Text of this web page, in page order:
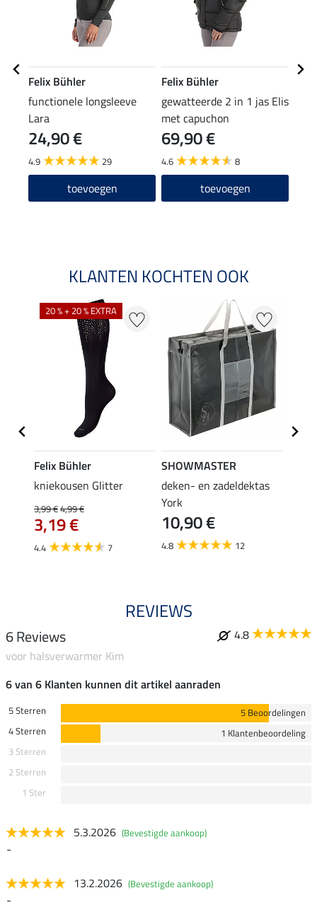
Felix Bühler
functionele longsleeve
Lara
24,90 €
4.9 29
toevoegen
Felix Bühler
gewatteerde 2 in 1 jas Elis
met capuchon
69,90 €
4.6 8
toevoegen
KLANTEN KOCHTEN OOK
20 % + 20 % EXTRA
Felix Bühler
kniekousen Glitter
3,99 €4,99 €
3,19 €
4.4 7
SHOWMASTER
deken- en zadeldektas
York
10,90 €
4.8 12
REVIEWS
6 Reviews
4.8
voor halsverwarmer Kim
6 van 6 Klanten kunnen dit artikel aanraden
5 Sterren
5 Beoordelingen
4 Sterren
1 Klantenbeoordeling
3 Sterren
2 Sterren
1 Ster
5.3.2026 (Bevestigde aankoop)
-
13.2.2026 (Bevestigde aankoop)
-